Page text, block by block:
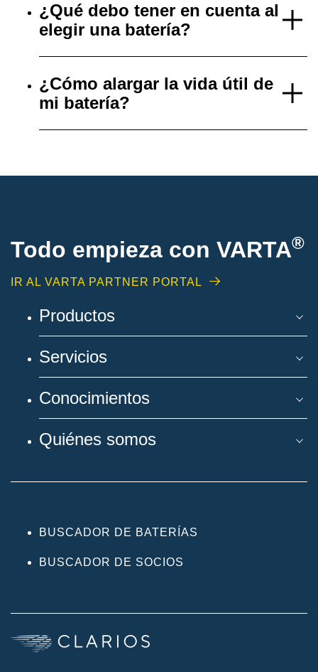
¿Qué debo tener en cuenta al
elegir una batería?
¿Cómo alargar la vida útil de
mi batería?
Todo empieza con VARTA®
IR AL VARTA PARTNER PORTAL
Productos
Servicios
Conocimientos
Quiénes somos
BUSCADOR DE BATERÍAS
BUSCADOR DE SOCIOS